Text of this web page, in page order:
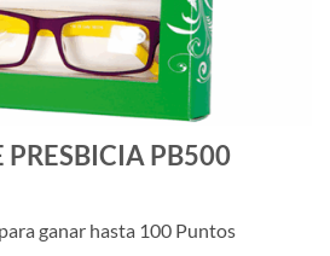
PRESBICIA PB500
ganar hasta 100 Puntos